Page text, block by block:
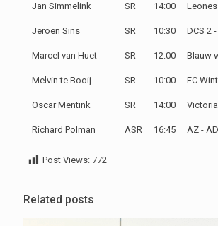
Jan Simmelink SR 14:00
Jeroen Sins SR 10:30 DCS 2
Marcel van Huet SR 12:00 Blauw
Melvin te Booij SR 10:00 FC
Oscar Mentink SR 14:00
Richard Polman ASR 16:45 AZ -
Post Views: 772
Related posts